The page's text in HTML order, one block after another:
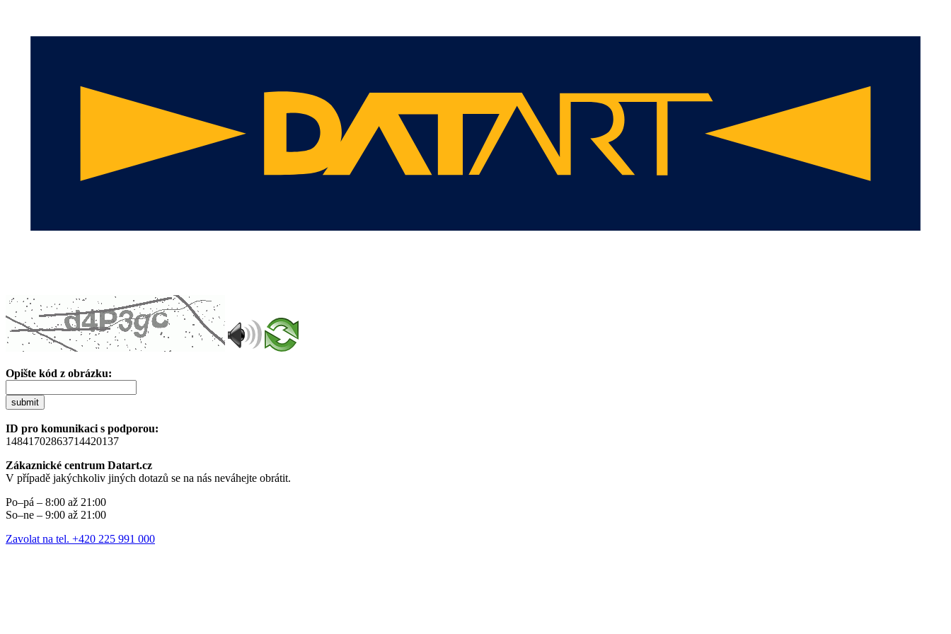
Opište kód z obrázku:
submit
ID pro komunikaci s podporou:
14841702863714420137
Zákaznické centrum Datart.cz
V případě jakýchkoliv jiných dotazů se na nás neváhejte obrátit.
Po–pá – 8:00 až 21:00
So–ne – 9:00 až 21:00
Zavolat na tel. +420 225 991 000